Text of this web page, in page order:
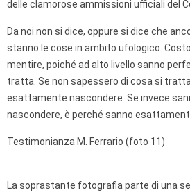
delle clamorose ammissioni ufficiali del
Da noi non si dice, oppure si dice che
stanno le cose in ambito ufologico.
mentire, poiché ad alto livello sanno
tratta. Se non sapessero di cosa si
esattamente nascondere. Se invece
nascondere, è perché sanno
Testimonianza M. Ferrario (foto 11)
La soprastante fotografia parte di una